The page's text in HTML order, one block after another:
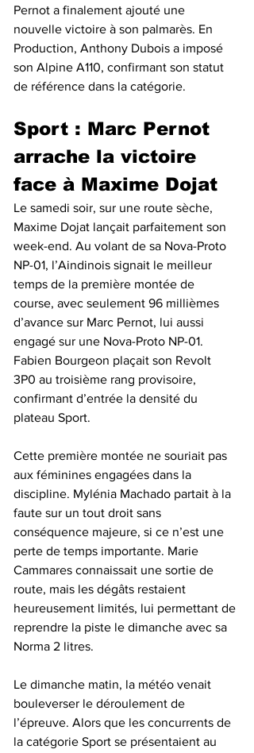
Pernot a finalement ajouté une
nouvelle victoire à son palmarès. En
Production, Anthony Dubois a imposé
son Alpine A110, confirmant son statut
de référence dans la catégorie.
Sport : Marc Pernot
arrache la victoire
face à Maxime Dojat
Le samedi soir, sur une route sèche,
Maxime Dojat lançait parfaitement son
week-end. Au volant de sa Nova-Proto
NP-01, l’Aindinois signait le meilleur
temps de la première montée de
course, avec seulement 96 millièmes
d’avance sur Marc Pernot, lui aussi
engagé sur une Nova-Proto NP-01.
Fabien Bourgeon plaçait son Revolt
3P0 au troisième rang provisoire,
confirmant d’entrée la densité du
plateau Sport.
Cette première montée ne souriait pas
aux féminines engagées dans la
discipline. Mylénia Machado partait à la
faute sur un tout droit sans
conséquence majeure, si ce n’est une
perte de temps importante. Marie
Cammares connaissait une sortie de
route, mais les dégâts restaient
heureusement limités, lui permettant de
reprendre la piste le dimanche avec sa
Norma 2 litres.
Le dimanche matin, la météo venait
bouleverser le déroulement de
l’épreuve. Alors que les concurrents de
la catégorie Sport se présentaient au